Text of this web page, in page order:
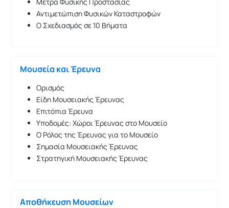
Αντιμετώπιση Φυσικών Καταστροφών
Ο Σχεδιασμός σε 10 Βήματα
Μουσεία και Έρευνα
Ορισμός
Είδη Μουσειακής Έρευνας
Επιτόπια Έρευνα
Υποδομές: Χώροι Έρευνας στο Μουσείο
Ο Ρόλος της Έρευνας για το Μουσείο
Σημασία Μουσειακής Έρευνας
Στρατηγική Μουσειακής Έρευνας
Αποθήκευση Μουσείων